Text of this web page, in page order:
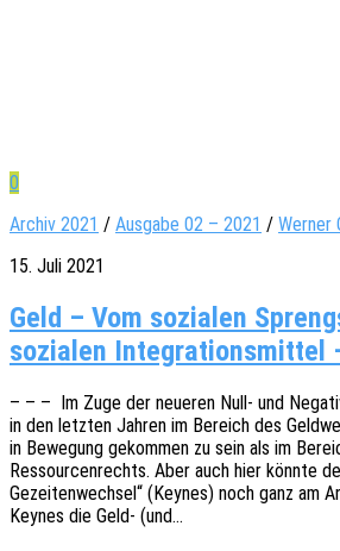
0
Archiv 2021 / Ausgabe 02 – 2021 / Werner
15. Juli 2021
Geld – Vom sozialen
sozialen Integrationsmittel
– – – Im Zuge der neue­ren Null- und
in den letz­ten Jahren im Bereich des
in Bewe­gung gekom­men zu sein als im
Ressour­cen­rechts. Aber auch hier könnte
Gezei­ten­wech­sel“ (Keynes) noch ganz am
Keynes die Geld- (und…